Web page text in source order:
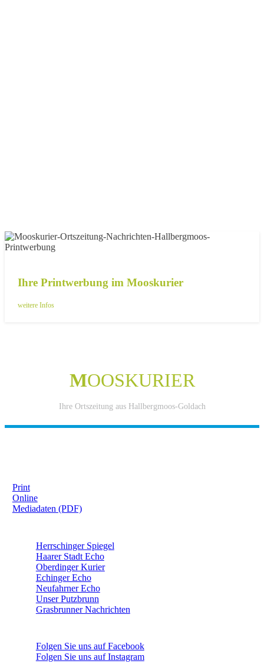
Ihre Printwerbung im Mooskurier
weitere Infos
MOOSKURIER
Ihre Ortszeitung aus Hallbergmoos-Goldach
Print
Online
Mediadaten (PDF)
Herrschinger Spiegel
Haarer Stadt Echo
Oberdinger Kurier
Echinger Echo
Neufahrner Echo
Unser Putzbrunn
Grasbrunner Nachrichten
Folgen Sie uns auf Facebook
Folgen Sie uns auf Instagram